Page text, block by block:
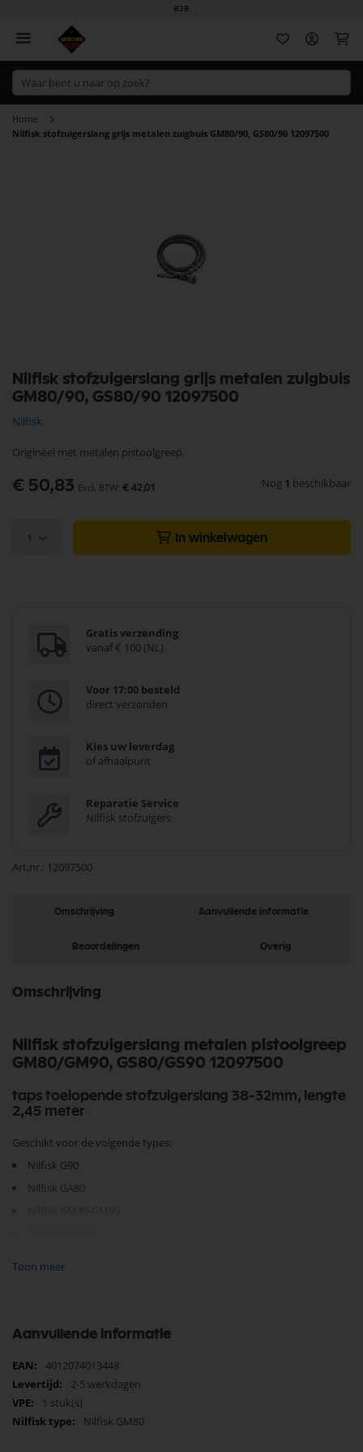
B2B
Home
Nilfisk stofzuigerslang grijs metalen zuigbuis GM80/90, GS80/90 12097500
Nilfisk stofzuigerslang grijs metalen zuigbuis
GM80/90, GS80/90 12097500
Nilfisk
Origineel met metalen pistoolgreep.
€ 50,83 € 42,01 Nog 1 beschikbaar
1 In winkelwagen
Gratis verzending
vanaf € 100 (NL)
Voor 17:00 besteld
direct verzonden
Kies uw leverdag
of afhaalpunt
Reparatie Service
Nilfisk stofzuigers
Art.nr. 12097500
naar
het
van
afbeeldingen-
Omschrijving Aanvullende informatie
Beoordelingen Overig
Omschrijving
Nilfisk stofzuigerslang metalen pistoolgreep
GM80/GM90, GS80/GS90 12097500
taps toelopende stofzuigerslang 38-32mm, lengte
2,45 meter
Geschikt voor de volgende types:
Nilfisk G90
Nilfisk GA80
Je vindt dit product in;
Toon meer
Aanvullende informatie
Meer
informatie
4012074013448
2-5 werkdagen
1 stuk(s)
Nilfisk GM80